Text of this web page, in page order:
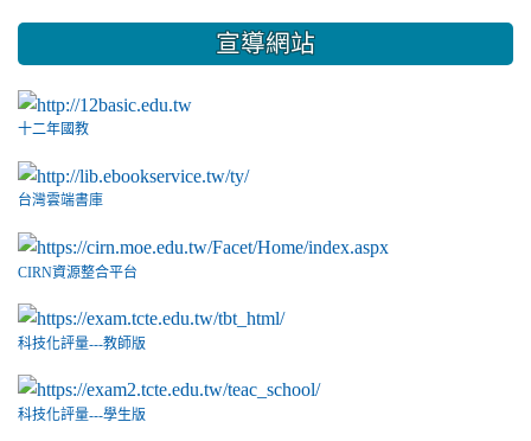
宣導網站
十二年國教
台灣雲端書庫
CIRN資源整合平台
科技化評量---教師版
科技化評量---學生版